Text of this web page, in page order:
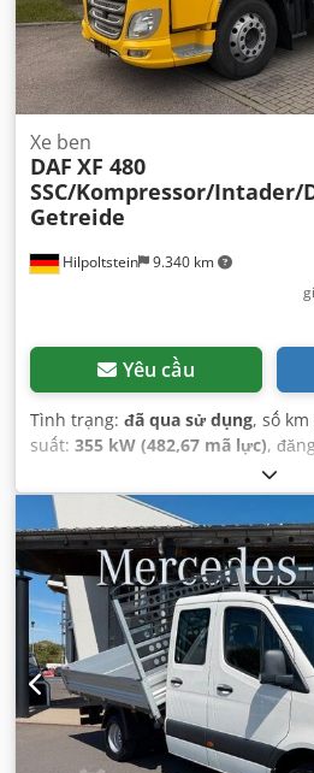
Hilpoltstein 9.340 km
Xe ben
DAF XF 480
SSC/Kompressor/
Getreide
Yêu cầu
Tình trạng: đã qua sử dụng, số km
suất: 355 kW (482,67 mã lực),
, trọng lượng
cấu hình trục:3 trục, phanh:bộ
loại truyền động bánh răng:tự
Euro 6, chiều dài không gian chứa
rộng khoang hàng:2.480 mm,
hàng: 2.700 mm, Thiết bị:ABS,
đỗ xe, hệ thống định vị, máy nén
điều hòa không khí,